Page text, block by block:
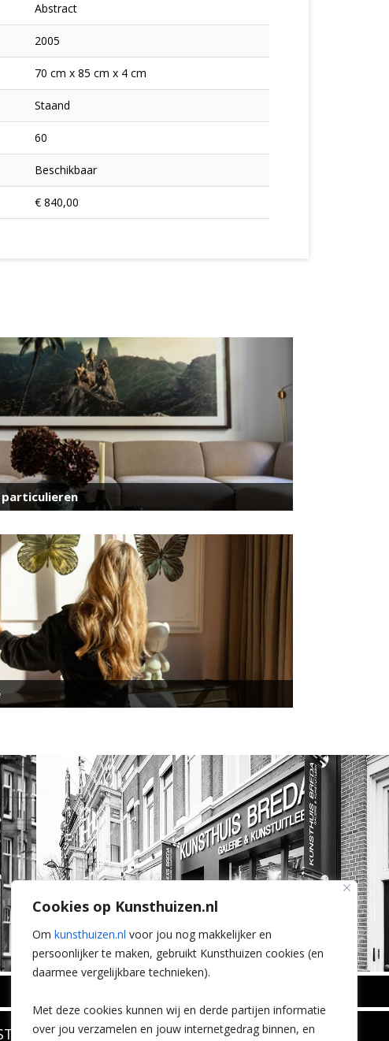
Cookies op Kunsthuizen.nl
Om kunsthuizen.nl voor jou nog makkelijker en
persoonlijker te maken, gebruikt Kunsthuizen cookies (en
daarmee vergelijkbare technieken).
Met deze cookies kunnen wij en derde partijen informatie
over jou verzamelen en jouw internetgedrag binnen, en
Abstract
2005
70 cm x 85 cm x 4 cm
Staand
60
Beschikbaar
€ 840,00
Wilhelminastraat 11
4818 SB Breda
CONTACT